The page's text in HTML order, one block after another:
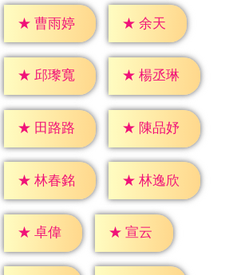
★ 曹雨婷 ★ 余天
★ 邱瓈寬 ★ 楊丞琳
★ 田路路 ★ 陳品妤
★ 林春銘 ★ 林逸欣
★ 卓偉 ★ 宣云